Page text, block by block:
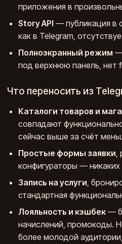
приложения в
Story API — публикация в
как в Telegram,
Полноэкранный режим —
под верхнюю панель, нет
Что переносить из
Каталоги товаров и
совпадают
сейчас выше за счёт
Простые формы заявки,
конфигураторы — никаких
Запись на услуги,
стандартная
Лояльность и кэшбек —
начислений, промокоды.
более молодой